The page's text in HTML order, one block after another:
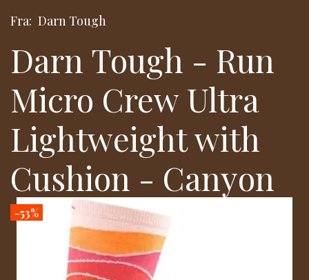
Fra: Darn Tough
Darn Tough - Run
Micro Crew Ultra
Lightweight with
Cushion - Canyon
-53%